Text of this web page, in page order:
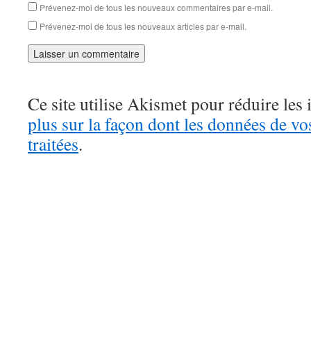
Prévenez-moi de tous les nouveaux commentaires par e-mail.
Prévenez-moi de tous les nouveaux articles par e-mail.
Ce site utilise Akismet pour réduire les
plus sur la façon dont les données de
traitées.